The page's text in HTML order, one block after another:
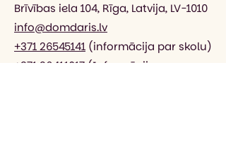
Brīvības iela 104, Rīga, Latvija, LV-1010
info@domdaris.lv
+371 26545141 (informācija par skolu)
+371 26411017 (Informācija par